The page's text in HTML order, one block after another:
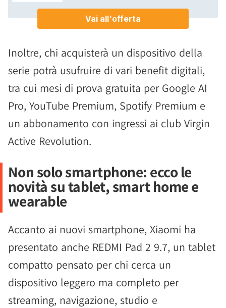
Inoltre, chi acquisterà un dispositivo della
serie potrà usufruire di vari benefit digitali,
tra cui mesi di prova gratuita per Google AI
Pro, YouTube Premium, Spotify Premium e
un abbonamento con ingressi ai club Virgin
Active Revolution.
Non solo smartphone: ecco le
novità su tablet, smart home e
wearable
Accanto ai nuovi smartphone, Xiaomi ha
presentato anche REDMI Pad 2 9.7, un tablet
compatto pensato per chi cerca un
dispositivo leggero ma completo per
streaming, navigazione, studio e